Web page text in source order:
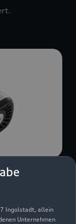
und
Tablets
Ingolstadt, allein
Unternehmen